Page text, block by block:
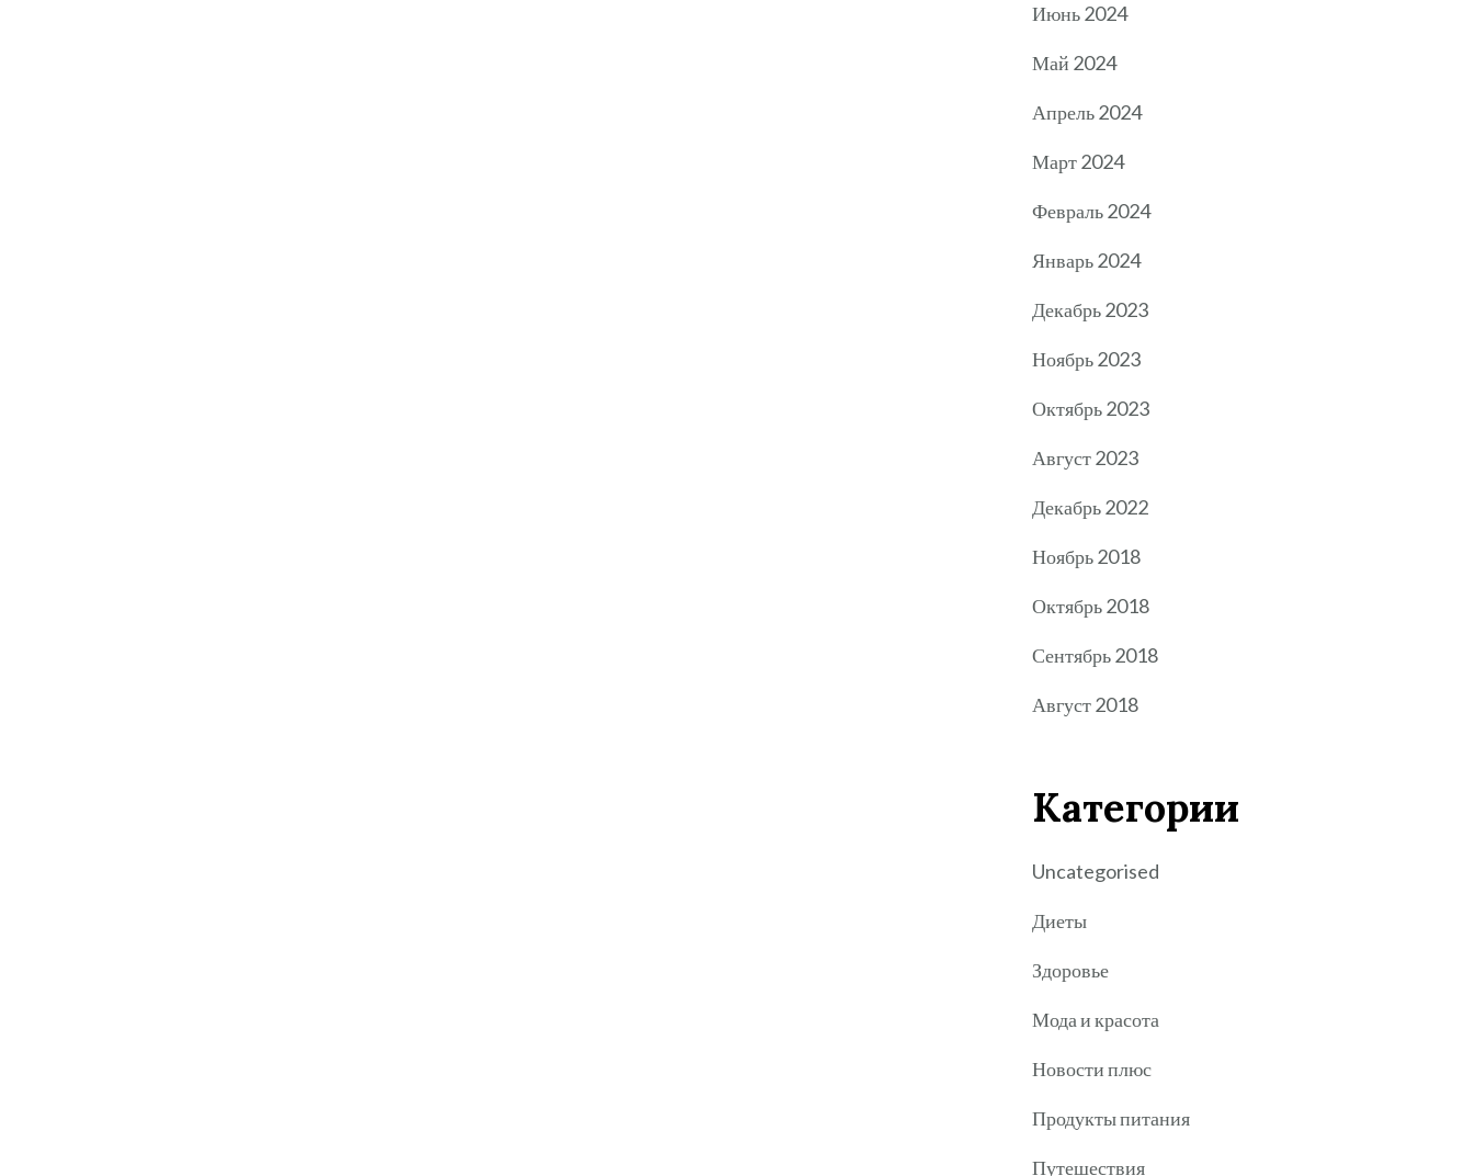
Июнь 2024
Май 2024
Апрель 2024
Март 2024
Февраль 2024
Январь 2024
Декабрь 2023
Ноябрь 2023
Октябрь 2023
Август 2023
Декабрь 2022
Ноябрь 2018
Октябрь 2018
Сентябрь 2018
Август 2018
Категории
Uncategorised
Диеты
Здоровье
Мода и красота
Новости плюс
Продукты питания
Путешествия